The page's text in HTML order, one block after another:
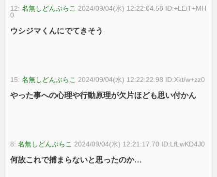
12:名無しどんぶらこ 2024/09/04(水) 12:22:04.58 ID:+LEiT+MH
0
ウシジマくんにでてきそう
15:名無しどんぶらこ 2024/09/04(水) 12:22:22.98 ID:Xkt/w+zz0
やった事への心理や行動原理が欠片ほども思い付かん
8:名無しどんぶらこ 2024/09/04(水) 12:21:17.70 ID:LfLwKD4J0
何故これで捕まらないと思ったのか…